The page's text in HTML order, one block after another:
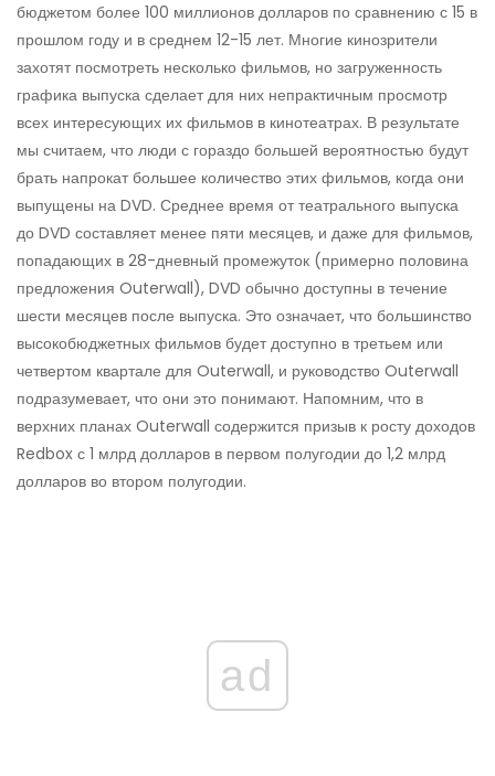
бюджетом более 100 миллионов долларов по сравнению с 15 в
прошлом году и в среднем 12-15 лет. Многие кинозрители
захотят посмотреть несколько фильмов, но загруженность
графика выпуска сделает для них непрактичным просмотр
всех интересующих их фильмов в кинотеатрах. В результате
мы считаем, что люди с гораздо большей вероятностью будут
брать напрокат большее количество этих фильмов, когда они
выпущены на DVD. Среднее время от театрального выпуска
до DVD составляет менее пяти месяцев, и даже для фильмов,
попадающих в 28-дневный промежуток (примерно половина
предложения Outerwall), DVD обычно доступны в течение
шести месяцев после выпуска. Это означает, что большинство
высокобюджетных фильмов будет доступно в третьем или
четвертом квартале для Outerwall, и руководство Outerwall
подразумевает, что они это понимают. Напомним, что в
верхних планах Outerwall содержится призыв к росту доходов
Redbox с 1 млрд долларов в первом полугодии до 1,2 млрд
долларов во втором полугодии.
ad